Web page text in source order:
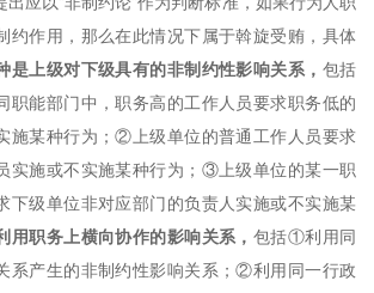
约作用，那么在此情况下属于斡旋受贿，具体
是上级对下级具有的非制约性影响关系， 包括
能部门中，职务高的工作人员要求职务低的
施某种行为；②上级单位的普通工作人员要求
实施或不实施某种行为；③上级单位的某一职
下级单位非对应部门的负责人实施或不实施某
用职务上横向协作的影响关系， 包括①利用同
系产生的非制约性影响关系；②利用同一行政